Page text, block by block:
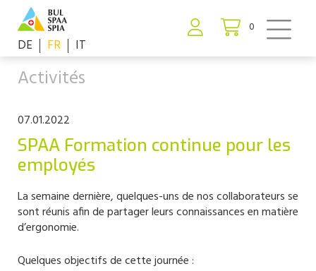
0
DE FR IT
Activités
07.01.2022
SPAA Formation continue pour les
employés
La semaine dernière, quelques-uns de nos collaborateurs se
sont réunis afin de partager leurs connaissances en matière
d’ergonomie.
Quelques objectifs de cette journée :